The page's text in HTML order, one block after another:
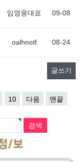
임영웅대표 09-08
oalhnotf 08-24
글쓰기
10 다음 맨끝